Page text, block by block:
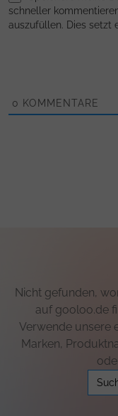
schneller
auszufüllen. Dies setzt
0 KOMMENTARE
Nicht gefunden,
auf gooloo.de
Verwende unsere
Marken,
for: